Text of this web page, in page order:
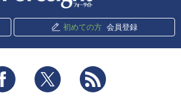
初めての方 会員登録
Facebook Twitter